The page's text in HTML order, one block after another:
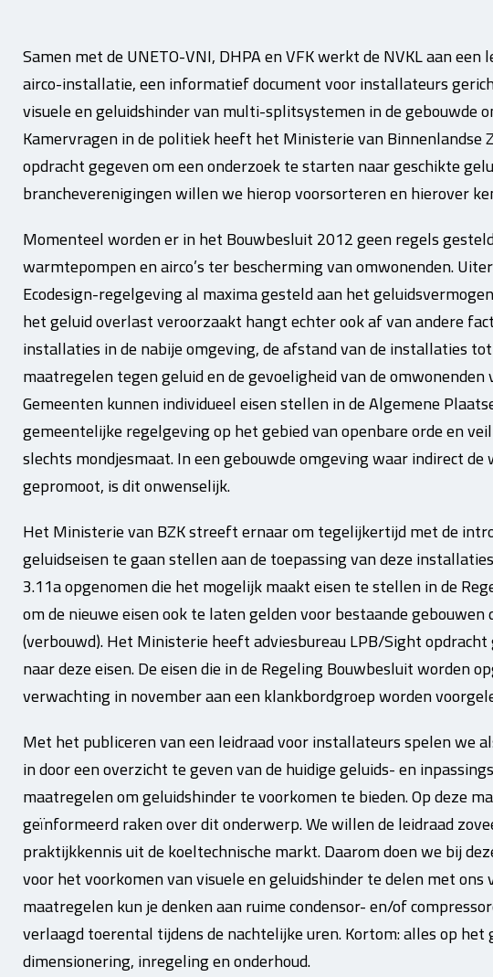
Samen met de UNETO-VNI, DHPA en VFK werkt de NVKL aan
airco-installatie, een informatief document voor installateurs
visuele en geluidshinder van multi-splitsystemen in de gebouwde
Kamervragen in de politiek heeft het Ministerie van Binnenlandse
opdracht gegeven om een onderzoek te starten naar geschikte
brancheverenigingen willen we hierop voorsorteren en hierover
Momenteel worden er in het Bouwbesluit 2012 geen regels
warmtepompen en airco’s ter bescherming van omwonenden.
Ecodesign-regelgeving al maxima gesteld aan het
het geluid overlast veroorzaakt hangt echter ook af van andere
installaties in de nabije omgeving, de afstand van de installaties
maatregelen tegen geluid en de gevoeligheid van de
Gemeenten kunnen individueel eisen stellen in de Algemene
gemeentelijke regelgeving op het gebied van openbare orde en
slechts mondjesmaat. In een gebouwde omgeving waar indirect
gepromoot, is dit onwenselijk.
Het Ministerie van BZK streeft ernaar om tegelijkertijd met de
geluidseisen te gaan stellen aan de toepassing van deze
3.11a opgenomen die het mogelijk maakt eisen te stellen in de
om de nieuwe eisen ook te laten gelden voor bestaande
(verbouwd). Het Ministerie heeft adviesbureau LPB/Sight
naar deze eisen. De eisen die in de Regeling Bouwbesluit worden
verwachting in november aan een klankbordgroep worden
Met het publiceren van een leidraad voor installateurs spelen we
in door een overzicht te geven van de huidige geluids- en
maatregelen om geluidshinder te voorkomen te bieden. Op deze
geïnformeerd raken over dit onderwerp. We willen de leidraad
praktijkkennis uit de koeltechnische markt. Daarom doen we bij
voor het voorkomen van visuele en geluidshinder te delen met ons
maatregelen kun je denken aan ruime condensor- en/of
verlaagd toerental tijdens de nachtelijke uren. Kortom: alles op
dimensionering, inregeling en onderhoud.